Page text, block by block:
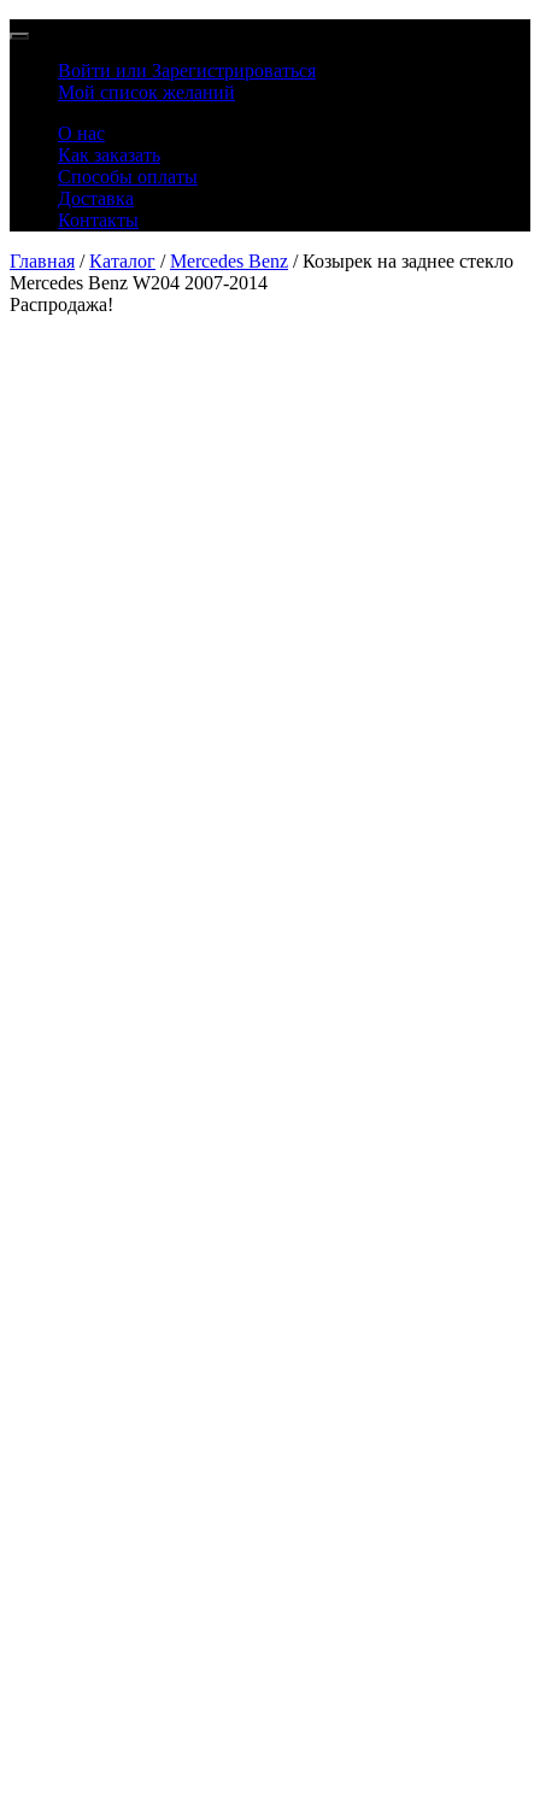
Войти или Зарегистрироваться
Мой список желаний
О нас
Как заказать
Способы оплаты
Доставка
Контакты
Главная /Каталог /Mercedes Benz / Козырек на заднее стекло
Mercedes Benz W204 2007-2014
Распродажа!